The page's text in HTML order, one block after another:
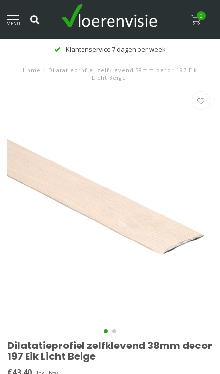
MENU
0
Klantenservice 7 dagen per week
Home / Dilatatieprofiel zelfklevend 38mm decor 197 Eik
Licht Beige
Dilatatieprofiel zelfklevend 38mm decor
197 Eik Licht Beige